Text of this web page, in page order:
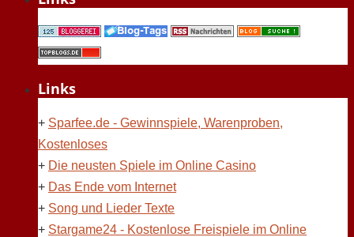
Links
+ Sparfee.de - Gewinnspiele, Warenproben,
Kostenloses
+ Die neusten Spiele im Online Casino
+ Das Ende vom Internet
+ Song und Lieder Texte
+ Stargame24 - Kostenlose Freispiele im Online